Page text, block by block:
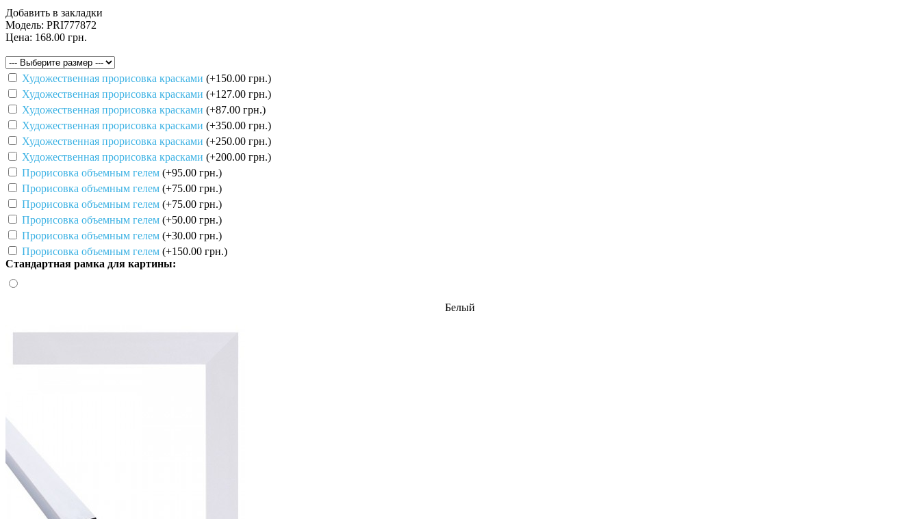
Добавить в закладки
Модель: PRI777872
Цена: 168.00 грн.
Художественная прорисовка красками (+150.00 грн.)
Художественная прорисовка красками (+127.00 грн.)
Художественная прорисовка красками (+87.00 грн.)
Художественная прорисовка красками (+350.00 грн.)
Художественная прорисовка красками (+250.00 грн.)
Художественная прорисовка красками (+200.00 грн.)
Прорисовка объемным гелем (+95.00 грн.)
Прорисовка объемным гелем (+75.00 грн.)
Прорисовка объемным гелем (+75.00 грн.)
Прорисовка объемным гелем (+50.00 грн.)
Прорисовка объемным гелем (+30.00 грн.)
Прорисовка объемным гелем (+150.00 грн.)
Стандартная рамка для картины:
Белый